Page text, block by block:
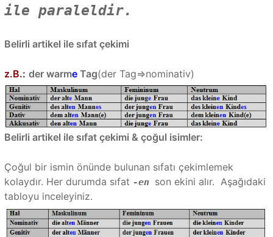
ile paraleldir.
Belirli artikel ile sıfat çekimi
z.B.: der warmeTag(der Tag=>nominativ)
Belirli artikel ile sıfat çekimi & çoğul isimler:
Çoğul bir ismin önünde bulunan sıfatı çekimlemek
kolaydır. Her durumda sıfat -en son ekini alır. Aşağıdaki
tabloyu inceleyiniz.